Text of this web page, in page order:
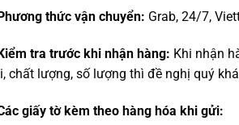
thức vận chuyển: Grab, 24/7,
tra trước khi nhận hàng: Khi nhận
chất lượng, số lượng thì đề nghị quý
giấy tờ kèm theo hàng hóa khi gửi: